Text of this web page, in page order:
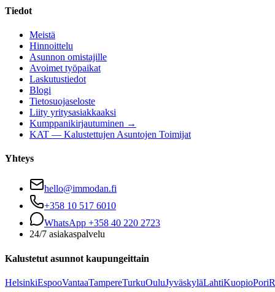
Tiedot
Meistä
Hinnoittelu
Asunnon omistajille
Avoimet työpaikat
Laskutustiedot
Blogi
Tietosuojaseloste
Liity yritysasiakkaaksi
Kumppanikirjautuminen →
KAT — Kalustettujen Asuntojen Toimijat
Yhteys
hello@immodan.fi
+358 10 517 6010
WhatsApp +358 40 220 2723
24/7 asiakaspalvelu
Kalustetut asunnot kaupungeittain
HelsinkiEspooVantaaTampereTurkuOuluJyväskyläLahtiKuopioPori